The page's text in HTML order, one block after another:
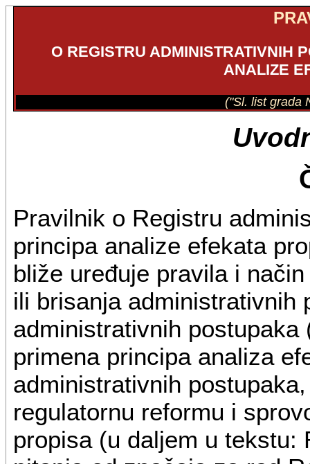
O REGISTRU ADMINISTRATIVNIH
ANALIZE
("Sl. list grada
Pravilnik o Registru
principa analize efekata
bliže uređuje pravila i
ili brisanja administrativnih
administrativnih
primena principa analiza
administrativnih
regulatornu reformu i
propisa (u daljem u tekstu: